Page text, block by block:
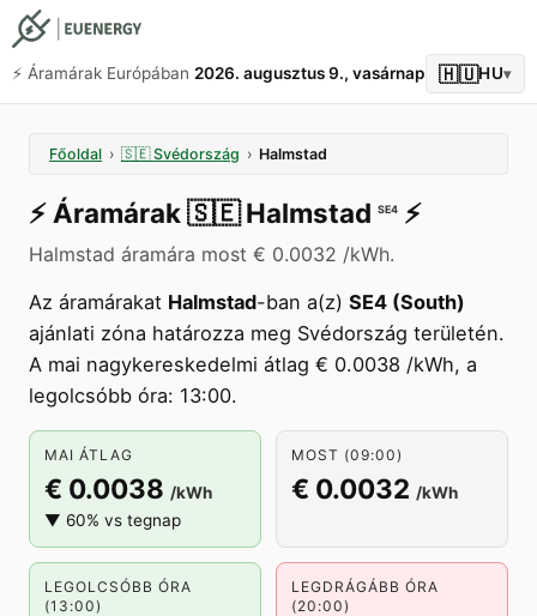
⚡️ Áramárak Európában 2026. augusztus 9., vasárnap 🇭🇺HU▾
Főoldal › 🇸🇪 Svédország › Halmstad
⚡️ Áramárak🇸🇪 Halmstad SE4 ⚡️
Halmstad áramára most € 0.0032 /kWh.
Az áramárakat Halmstad-ban a(z) SE4 (South)
ajánlati zóna határozza meg Svédország területén.
A mai nagykereskedelmi átlag € 0.0038 /kWh, a
legolcsóbb óra: 13:00.
MAI ÁTLAG
€ 0.0038 /kWh
▼ 60% vs tegnap
MOST (09:00)
€ 0.0032 /kWh
LEGOLCSÓBB ÓRA
(13:00)
LEGDRÁGÁBB ÓRA
(20:00)